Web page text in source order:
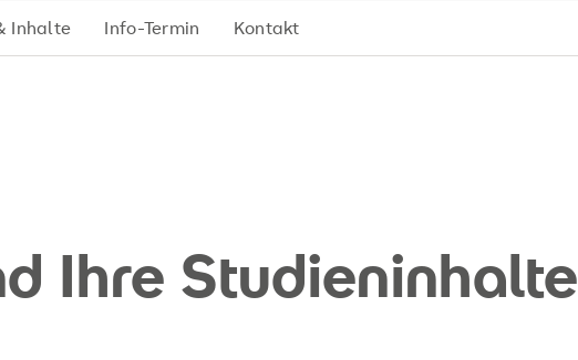
Inhalte Info-Termin Kontakt
Ihre Studieninhalte